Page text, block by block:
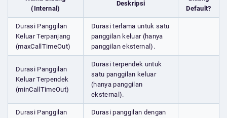
(Internal)
Deskripsi
Default?
Durasi Panggilan
Keluar Terpanjang
(maxCallTimeOut)
Durasi terlama untuk satu
panggilan keluar (hanya
panggilan eksternal).
Durasi Panggilan
Keluar Terpendek
(minCallTimeOut)
Durasi terpendek untuk
satu panggilan keluar
(hanya panggilan
eksternal).
Durasi Panggilan
Durasi panggilan dengan